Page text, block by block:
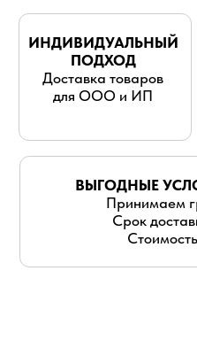
Срок доставки от 3х дней
Стоимость от 0.7 $/кг